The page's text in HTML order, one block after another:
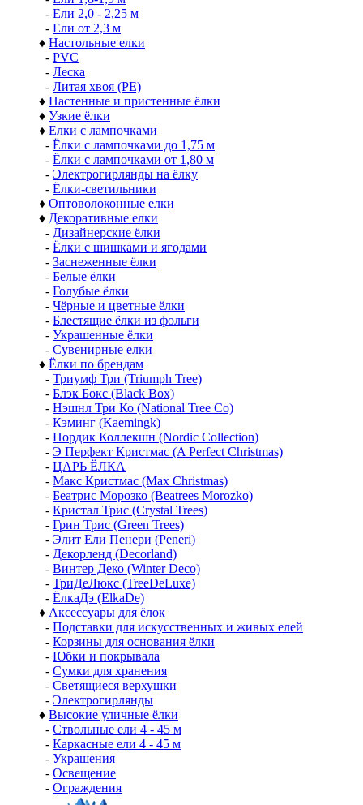
- Ели 2,0 - 2,25 м
- Ели от 2,3 м
♦ Настольные елки
- PVC
- Леска
- Литая хвоя (РЕ)
♦ Настенные и пристенные ёлки
♦ Узкие ёлки
♦ Елки с лампочками
- Ёлки с лампочками до 1,75 м
- Ёлки с лампочками от 1,80 м
- Электрогирлянды на ёлку
- Ёлки-светильники
♦ Оптоволоконные елки
♦ Декоративные елки
- Дизайнерские ёлки
- Ёлки с шишками и ягодами
- Заснеженные ёлки
- Белые ёлки
- Голубые ёлки
- Чёрные и цветные ёлки
- Блестящие ёлки из фольги
- Украшенные ёлки
- Сувенирные елки
♦ Ёлки по брендам
- Триумф Три (Triumph Tree)
- Блэк Бокс (Black Box)
- Нэшнл Три Ко (National Tree Co)
- Кэминг (Kaemingk)
- Нордик Коллекшн (Nordic Collection)
- Э Перфект Кристмас (A Perfect Christmas)
- ЦАРЬ ЁЛКА
- Макс Кристмас (Max Christmas)
- Беатрис Морозко (Beatrees Morozko)
- Кристал Трис (Crystal Trees)
- Грин Трис (Green Trees)
- Элит Ели Пенери (Peneri)
- Декорленд (Decorland)
- Винтер Деко (Winter Deco)
- ТриДеЛюкс (TreeDeLuxe)
- ЁлкаДэ (ElkaDe)
♦ Аксессуары для ёлок
- Подставки для искусственных и живых елей
- Корзины для основания ёлки
- Юбки и покрывала
- Сумки для хранения
- Светящиеся верхушки
- Электрогирлянды
♦ Высокие уличные ёлки
- Ствольные ели 4 - 45 м
- Каркасные ели 4 - 45 м
- Украшения
- Освещение
- Ограждения